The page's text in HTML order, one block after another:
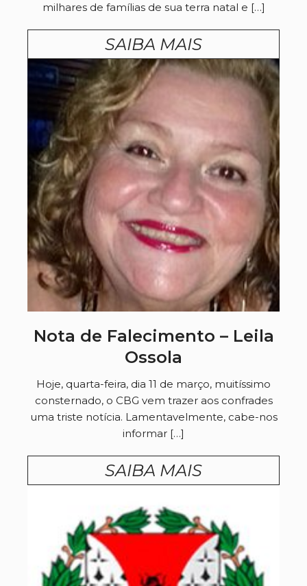
milhares de famílias de sua terra natal e […]
SAIBA MAIS
Nota de Falecimento – Leila
Ossola
Hoje, quarta-feira, dia 11 de março, muitíssimo
consternado, o CBG vem trazer aos confrades
uma triste notícia. Lamentavelmente, cabe-nos
informar […]
SAIBA MAIS